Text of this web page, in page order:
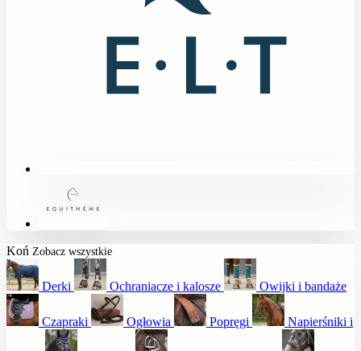
Koń Zobacz wszystkie
Derki Ochraniacze i kalosze Owijki i bandaże
Czapraki Ogłowia Popręgi Napierśniki i